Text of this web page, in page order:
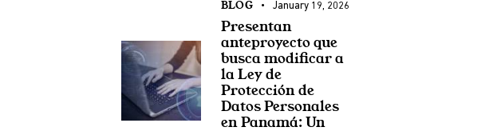
BLOG January 19, 2026
Presentan
anteproyecto que
busca modificar a
la Ley de
Protección de
Datos Personales
en Panamá: Un